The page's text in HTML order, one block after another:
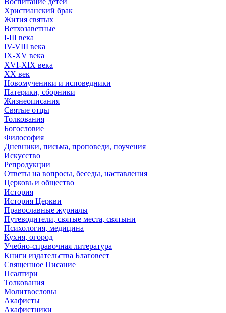
Христианский брак
Жития святых
Ветхозаветные
I-III века
IV-VIII века
IX-XV века
XVI-XIX века
XX век
Новомученики и исповедники
Патерики, сборники
Жизнеописания
Святые отцы
Толкования
Богословие
Философия
Дневники, письма, проповеди, поучения
Искусство
Репродукции
Ответы на вопросы, беседы, наставления
Церковь и общество
История
История Церкви
Православные журналы
Путеводители, святые места, святыни
Психология, медицина
Кухня, огород
Учебно-справочная литература
Книги издательства Благовест
Священное Писание
Псалтири
Толкования
Молитвословы
Акафисты
Акафистники